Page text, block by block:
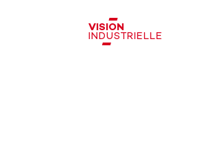
VISION
INDUSTRIELLE